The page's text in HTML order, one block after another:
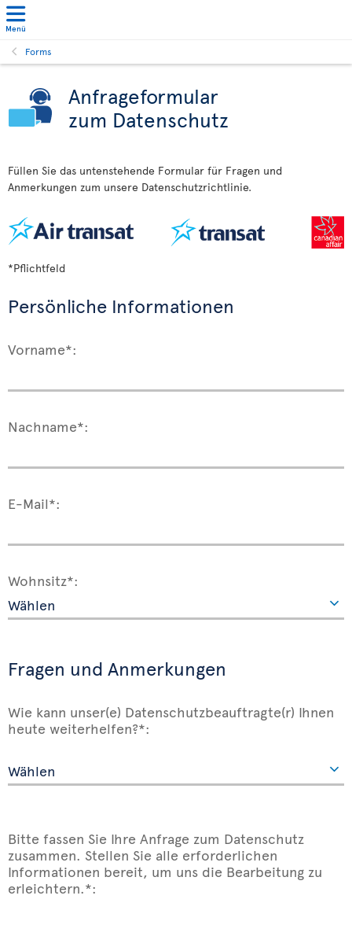
Menü
Forms
Anfrageformular
zum Datenschutz
Füllen Sie das untenstehende Formular für Fragen und
Anmerkungen zum unsere Datenschutzrichtlinie.
*Pflichtfeld
Persönliche Informationen
Vorname*:
Nachname*:
E-Mail*:
Wohnsitz*:
Fragen und Anmerkungen
Wie kann unser(e) Datenschutzbeauftragte(r) Ihnen
heute weiterhelfen?*:
Bitte fassen Sie Ihre Anfrage zum Datenschutz
zusammen. Stellen Sie alle erforderlichen
Informationen bereit, um uns die Bearbeitung zu
erleichtern.*: